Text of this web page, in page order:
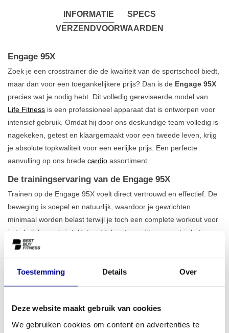
Toestemming Details Over
Deze website maakt gebruik van cookies
We gebruiken cookies om content en advertenties te
INFORMATIE
SPECS
VERZENDVOORWAARDEN
Engage 95X
Zoek je een crosstrainer die de kwaliteit van de sportschool biedt,
maar dan voor een toegankelijkere prijs? Dan is de Engage 95X
precies wat je nodig hebt. Dit volledig gereviseerde model van
Life Fitness is een professioneel apparaat dat is ontworpen voor
intensief gebruik. Omdat hij door ons deskundige team volledig is
nagekeken, getest en klaargemaakt voor een tweede leven, krijg
je absolute topkwaliteit voor een eerlijke prijs. Een perfecte
aanvulling op ons brede cardio assortiment.
De trainingservaring van de Engage 95X
Trainen op de Engage 95X voelt direct vertrouwd en effectief. De
beweging is soepel en natuurlijk, waardoor je gewrichten
minimaal worden belast terwijl je toch een complete workout voor
je hele lichaam krijgt. Het middelpunt van dit apparaat is het
heldere 15,6 inch LCD touchscreen
eenvoudig door de 9 verschillende programma's en pas je de
weerstand moeiteloos aan. Met maar liefst 26 weerstandsniveaus
crosstrainersvoor meer opties.
Voor de serieuze sporter en de professionele gym